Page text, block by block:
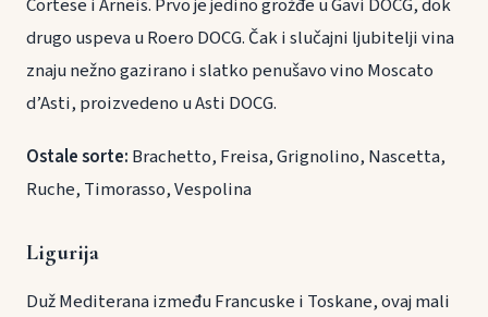
Cortese i Arneis. Prvo je jedino grožđe u Gavi DOCG, dok
drugo uspeva u Roero DOCG. Čak i slučajni ljubitelji vina
znaju nežno gazirano i slatko penušavo vino Moscato
d’Asti, proizvedeno u Asti DOCG.
Ostale sorte: Brachetto, Freisa, Grignolino, Nascetta,
Ruche, Timorasso, Vespolina
Ligurija
Duž Mediterana između Francuske i Toskane, ovaj mali